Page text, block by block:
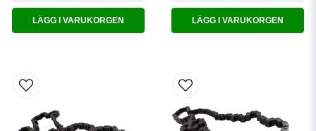
LÄGG I VARUKORGEN LÄGG I VARUKORGEN